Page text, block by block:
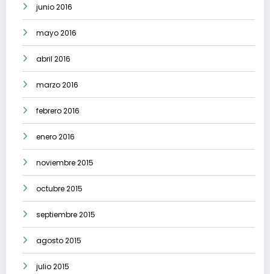
junio 2016
mayo 2016
abril 2016
marzo 2016
febrero 2016
enero 2016
noviembre 2015
octubre 2015
septiembre 2015
agosto 2015
julio 2015